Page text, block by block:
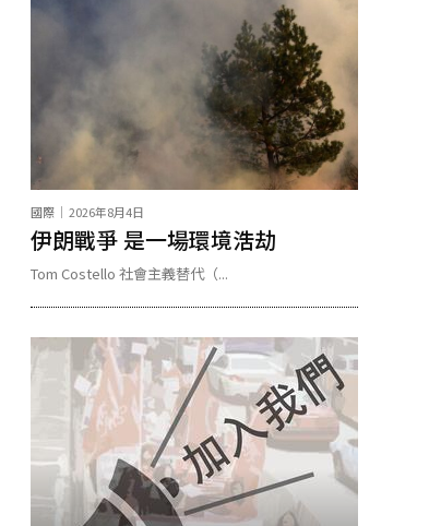
國際 2026年8月4日
伊朗戰爭 是一場環境浩劫
Tom Costello 社會主義替代（...